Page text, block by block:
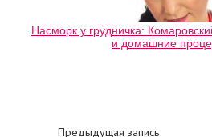
Насморк у грудничка:
и домашние
Предыдущая запись